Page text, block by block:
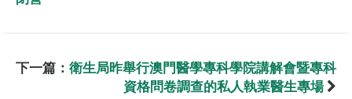
下一篇： 衛生局昨舉行澳門醫學專科學院講解會暨專科
資格問卷調查的私人執業醫生專場